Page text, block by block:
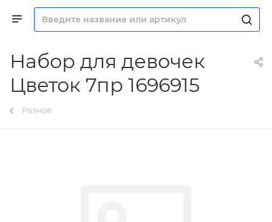
Набор для девочек
Цветок 7пр 1696915
Разное